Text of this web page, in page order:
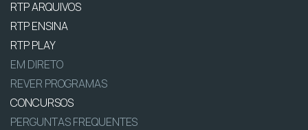
RTP ARQUIVOS
RTP ENSINA
RTP PLAY
EM DIRETO
REVER PROGRAMAS
CONCURSOS
PERGUNTAS FREQUENTES